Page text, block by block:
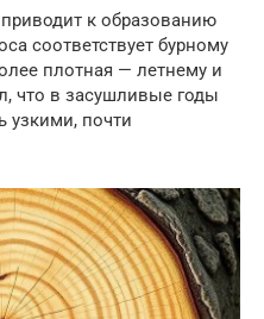
к образованию
соответствует бурному
плотная — летнему и
что в засушливые годы
узкими, почти